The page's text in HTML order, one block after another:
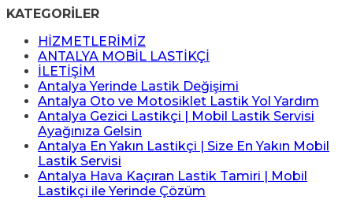
KATEGORİLER
HİZMETLERİMİZ
ANTALYA MOBİL LASTİKÇİ
İLETİŞİM
Antalya Yerinde Lastik Değişimi
Antalya Oto ve Motosiklet Lastik Yol Yardım
Antalya Gezici Lastikçi | Mobil Lastik Servisi
Ayağınıza Gelsin
Antalya En Yakın Lastikçi | Size En Yakın Mobil
Lastik Servisi
Antalya Hava Kaçıran Lastik Tamiri | Mobil
Lastikçi ile Yerinde Çözüm